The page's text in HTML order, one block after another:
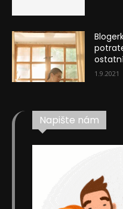
1.9.2021
Napište nám